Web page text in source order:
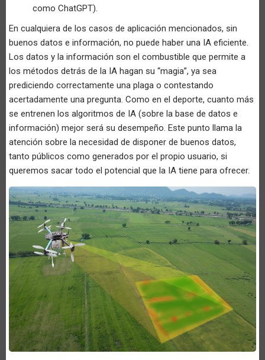
como ChatGPT).
En cualquiera de los casos de aplicación mencionados, sin
buenos datos e información, no puede haber una IA eficiente.
Los datos y la información son el combustible que permite a
los métodos detrás de la IA hagan su “magia”, ya sea
prediciendo correctamente una plaga o contestando
acertadamente una pregunta. Como en el deporte, cuanto más
se entrenen los algoritmos de IA (sobre la base de datos e
información) mejor será su desempeño. Este punto llama la
atención sobre la necesidad de disponer de buenos datos,
tanto públicos como generados por el propio usuario, si
queremos sacar todo el potencial que la IA tiene para ofrecer.